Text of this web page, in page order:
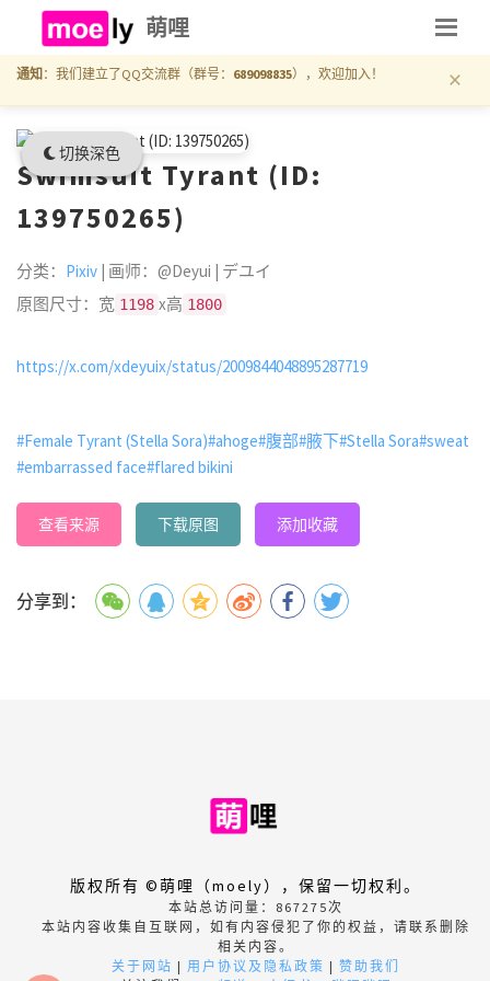
切换深色
萌哩
通知 ：我们建立了QQ交流群（群号： 689098835），欢迎加入！ ×
Swimsuit Tyrant (ID:
139750265)
分类： Pixiv | 画师：@Deyui | デユイ
原图尺寸：宽 1198 x高 1800
https://x.com/xdeyuix/status/2009844048895287719
#Female Tyrant (Stella Sora)#ahoge#腹部#腋下#Stella Sora#sweat
#embarrassed face#flared bikini
查看来源 下载原图 添加收藏
分享到：
版权所有 ©萌哩（moely），保留一切权利。
本站总访问量： 867275次
本站内容收集自互联网，如有内容侵犯了你的权益，请联系删除
相关内容。
关于网站 | 用户协议及隐私政策 | 赞助我们